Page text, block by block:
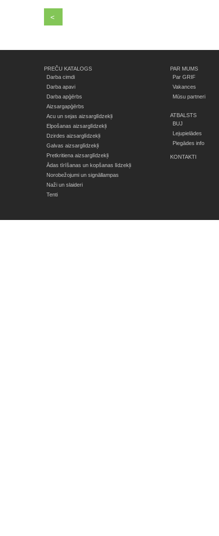
<
PREČU KATALOGS
Darba cimdi
Darba apavi
Darba apģērbs
Aizsargapģērbs
Acu un sejas aizsarglīdzekļi
Elpošanas aizsarglīdzekļi
Dzirdes aizsarglīdzekļi
Galvas aizsarglīdzekļi
Pretkritiena aizsarglīdzekļi
Ādas tīrīšanas un kopšanas līdzekļi
Norobežojumi un signāllampas
Naži un slaideri
Tenti
PAR MUMS
Par GRIF
Vakances
Mūsu partneri
ATBALSTS
BUJ
Lejupielādes
Piegādes info
KONTAKTI